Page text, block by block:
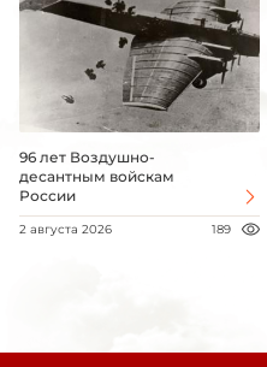
96 лет Воздушно-
десантным войскам
России
2 августа 2026 189